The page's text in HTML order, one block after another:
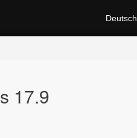
Deutsch
17.9